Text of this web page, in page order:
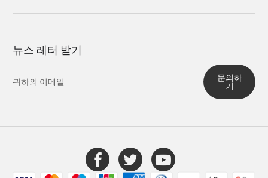
뉴스 레터 받기
문의하
기